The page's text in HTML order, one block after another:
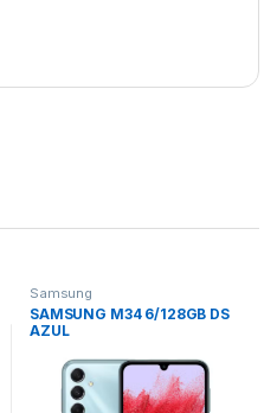
Samsung
SAMSUNG M34 6/128GB DS
AZUL